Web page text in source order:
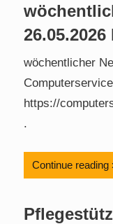
26.05.2026
wöchentlicher
https://
.
Continue reading